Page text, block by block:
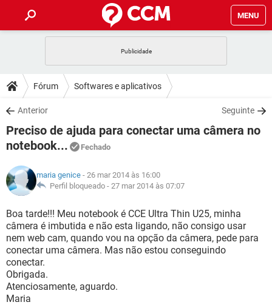
MENU
CELULAR FACEBOOK
OUTLOOK
INSTAGRAM GMAIL
GUIA DE COMPRAS
DICAS
JOGOS WHATSAPP
OUTLOOK
GUIA DE COMPRAS
DOWNLOADS
JOGOS WHATSAPP
CELULAR
OUTLOOK EXCEL
INSTAGRAM
GUIA DE COMPRAS
FÓRUM
CELULAR FACEBOOK
INSTAGRAM GMAIL
GUIA DE COMPRAS
GLOSSÁRIO
JOGOS
CELULAR FACEBOOK
OUTLOOK EXCEL
INSTAGRAM GMAIL
GUIA DE COMPRAS
Fórum Softwares e aplicativos
Anterior Seguinte
Preciso de ajuda para conectar uma câmera no
notebook...
Fechado
maria genice - 26 mar 2014 às 16:00
Perfil bloqueado - 27 mar 2014 às 07:07
Boa tarde!!! Meu notebook é CCE Ultra Thin U25, minha
câmera é imbutida e não esta ligando, não consigo usar
nem web cam, quando vou na opção da câmera, pede para
conectar uma câmera. Mas não estou conseguindo
conectar.
Obrigada.
Atenciosamente, aguardo.
Maria